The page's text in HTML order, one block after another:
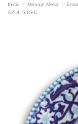
Inicio Menaje Mesa
AZUL 5 DEC